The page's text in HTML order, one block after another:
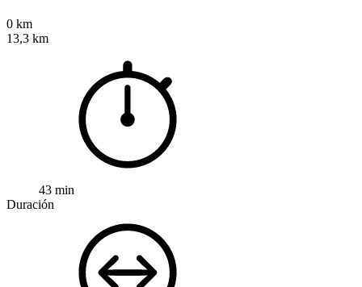
0 km
13,3 km
43 min
Duración